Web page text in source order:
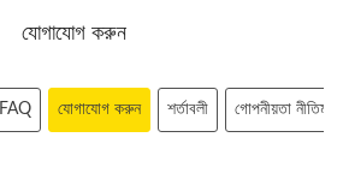
যোগাযোগ করুন
FAQ যোগাযোগ করুন শর্তাবলী গোপনীয়তা নীতিমালা